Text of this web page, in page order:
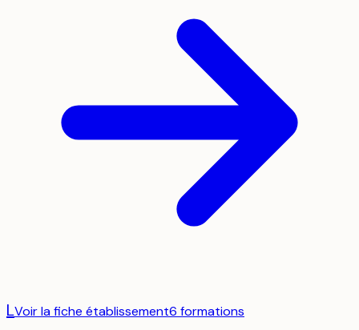
LVoir la fiche établissement6 formations